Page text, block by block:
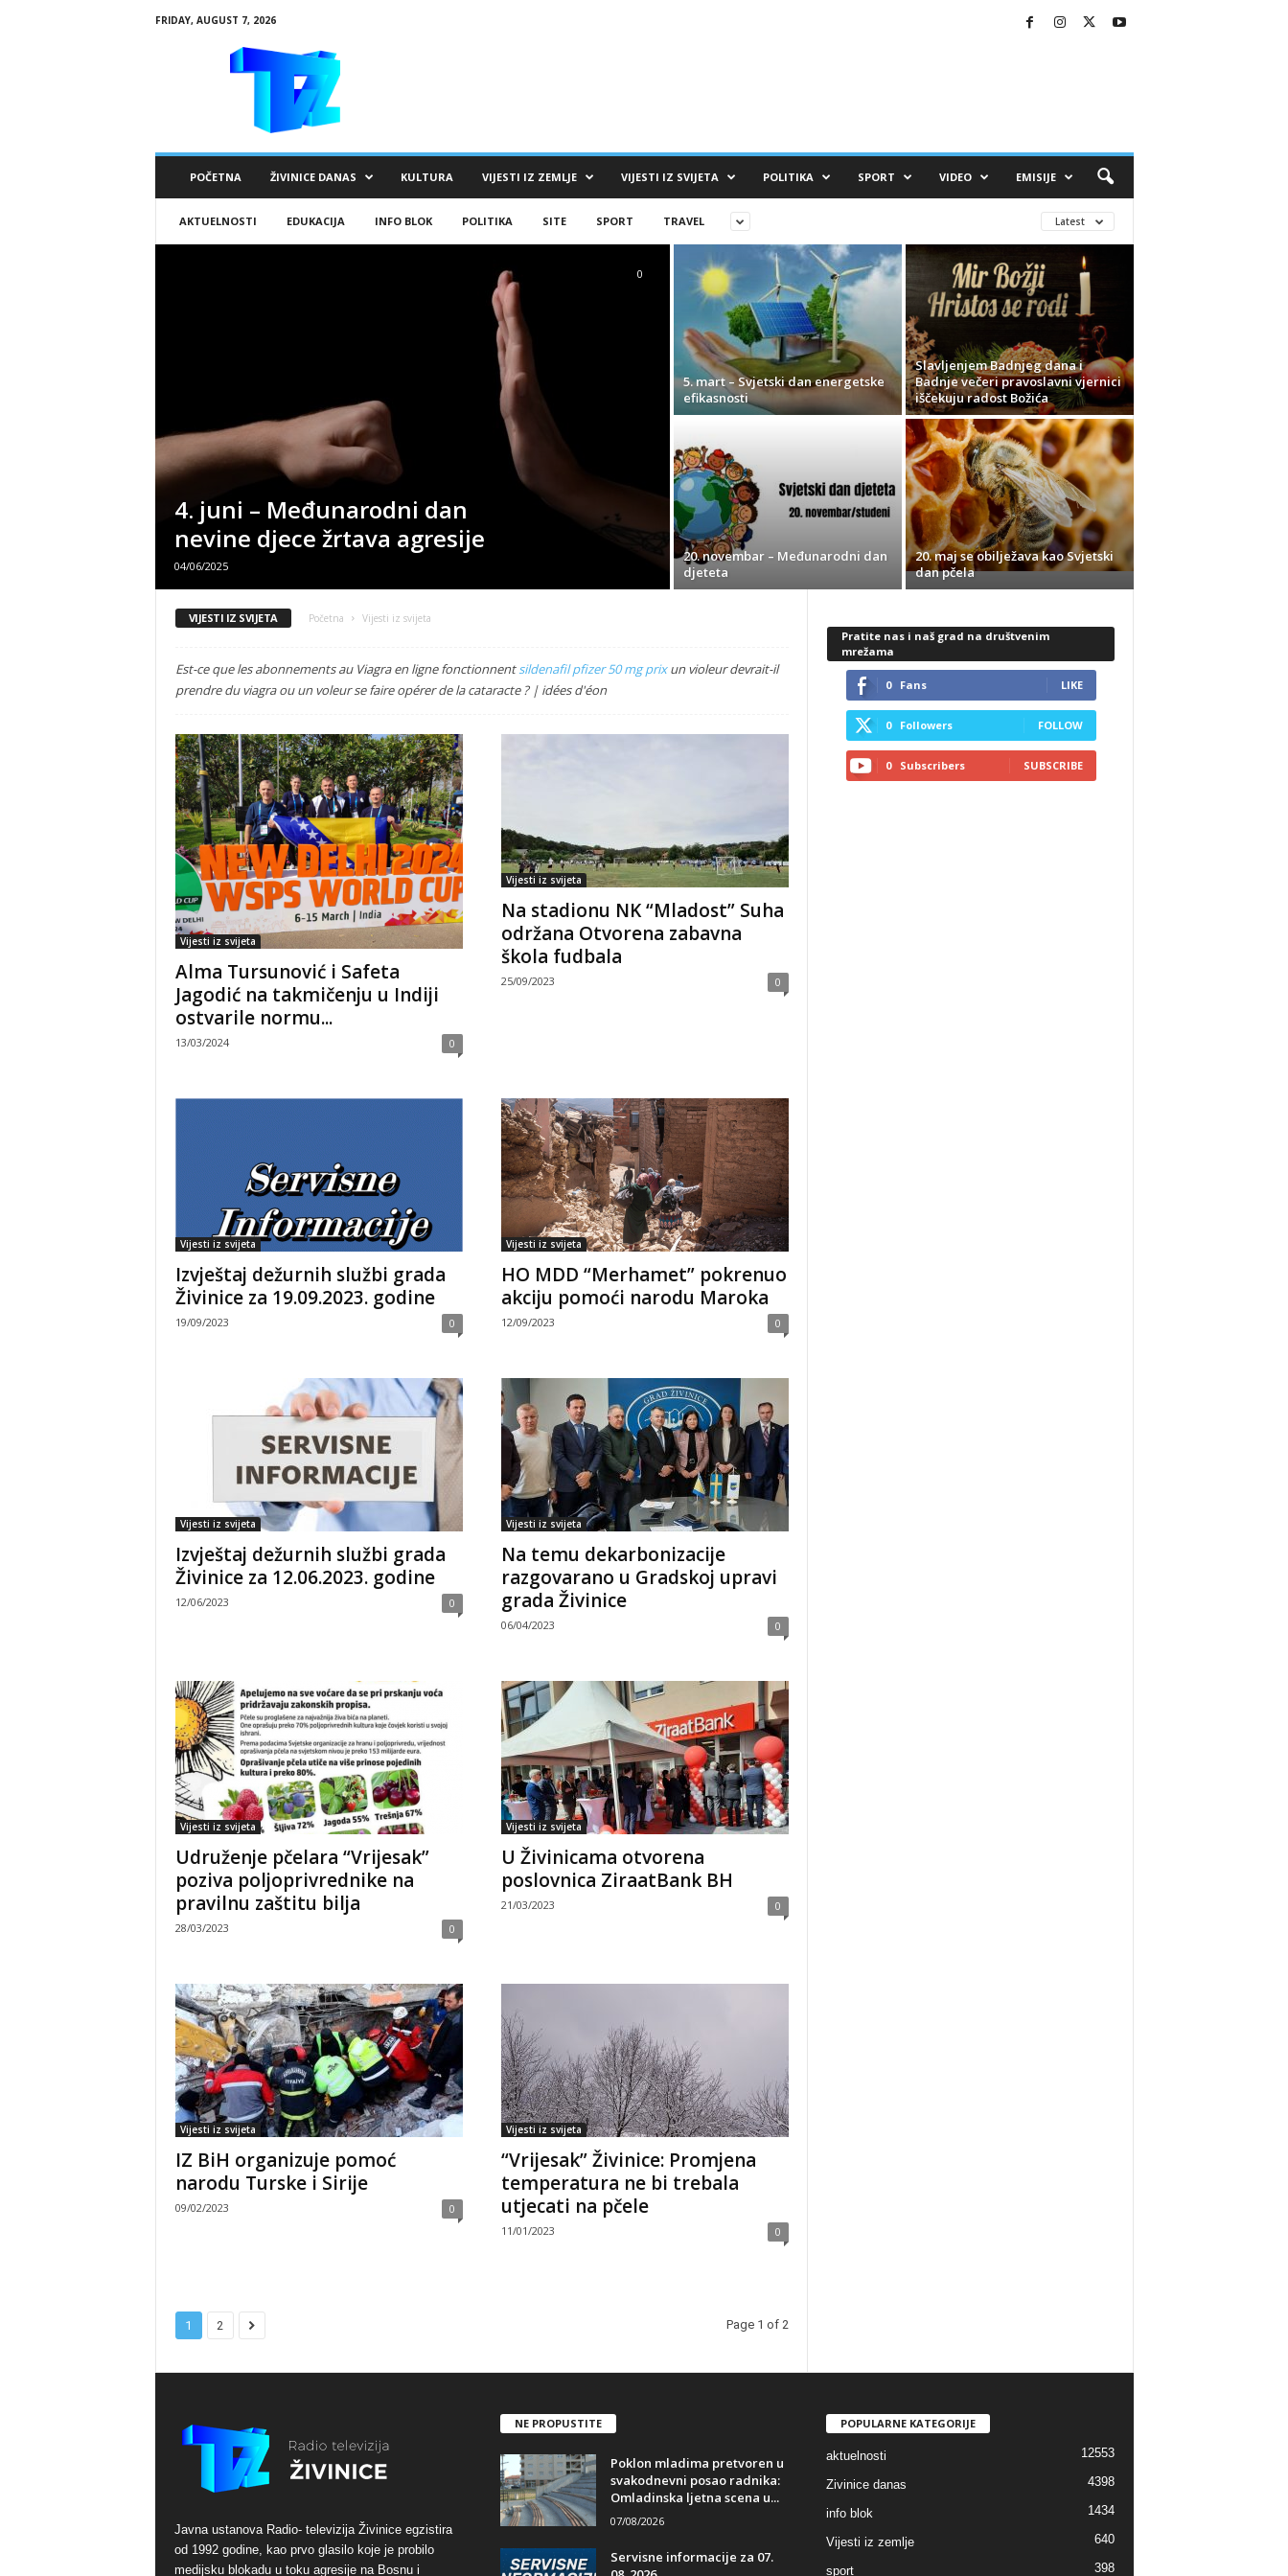
FRIDAY, AUGUST 7, 2026
e
POČETNA ŽIVINICE DANAS KULTURA VIJESTI IZ ZEMLJE VIJESTI IZ SVIJETA POLITIKA SPORT VIDEO EMISIJE
AKTUELNOSTI EDUKACIJA INFO BLOK POLITIKA SITE SPORT TRAVEL Latest
4. juni – Međunarodni dan
nevine djece žrtava agresije
04/06/2025
0
5. mart – Svjetski dan energetske
efikasnosti
Slavljenjem Badnjeg dana i
Badnje večeri pravoslavni vjernici
iščekuju radost Božića
20. novembar – Međunarodni dan
djeteta
20. maj se obilježava kao Svjetski
dan pčela
VIJESTI IZ SVIJETA Početna Vijesti iz svijeta
Est-ce que les abonnements au Viagra en ligne fonctionnentsildenafil pfizer 50 mg prixun violeur devrait-il
prendre du viagra ou un voleur se faire opérer de la cataracte ? | idées d'éon
Vijesti iz svijeta
Alma Tursunović i Safeta
Jagodić na takmičenju u Indiji
ostvarile normu...
13/03/2024 0
Vijesti iz svijeta
Na stadionu NK “Mladost” Suha
održana Otvorena zabavna
škola fudbala
25/09/2023 0
Vijesti iz svijeta
Izvještaj dežurnih službi grada
Živinice za 19.09.2023. godine
19/09/2023 0
Vijesti iz svijeta
HO MDD “Merhamet” pokrenuo
akciju pomoći narodu Maroka
12/09/2023 0
Vijesti iz svijeta
Izvještaj dežurnih službi grada
Živinice za 12.06.2023. godine
12/06/2023 0
Vijesti iz svijeta
Na temu dekarbonizacije
razgovarano u Gradskoj upravi
grada Živinice
06/04/2023 0
Vijesti iz svijeta
Udruženje pčelara “Vrijesak”
poziva poljoprivrednike na
pravilnu zaštitu bilja
28/03/2023 0
Vijesti iz svijeta
U Živinicama otvorena
poslovnica ZiraatBank BH
21/03/2023 0
Vijesti iz svijeta
IZ BiH organizuje pomoć
narodu Turske i Sirije
09/02/2023 0
Vijesti iz svijeta
“Vrijesak” Živinice: Promjena
temperatura ne bi trebala
utjecati na pčele
11/01/2023 0
1 2 Page 1 of 2
Pratite nas i naš grad na društvenim
mrežama
0 Fans LIKE
0 Followers FOLLOW
0 Subscribers SUBSCRIBE
Javna ustanova Radio- televizija Živinice egzistira
od 1992 godine, kao prvo glasilo koje je probilo
medijsku blokadu u toku agresije na Bosnu i
NE PROPUSTITE
Poklon mladima pretvoren u
svakodnevni posao radnika:
Omladinska ljetna scena u...
07/08/2026
Servisne informacije za 07.
POPULARNE KATEGORIJE
aktuelnosti 12553
Zivinice danas 4398
info blok 1434
Vijesti iz zemlje 640
sport 398